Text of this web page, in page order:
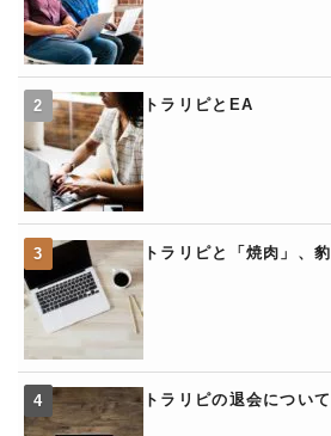
トラリピとEA
トラリピと「焼肉」、豹
トラリピの退会について